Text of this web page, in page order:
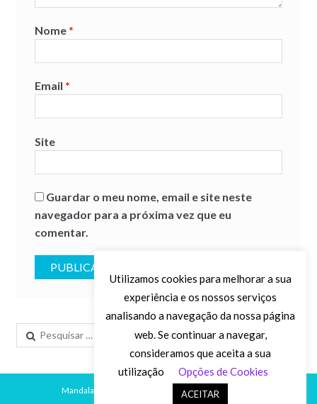
Nome *
Email *
Site
Guardar o meu nome, email e site neste
navegador para a próxima vez que eu
comentar.
Pesquisar
por:
Mandalas ©2026. Desenvolvido porAgência Digital
Utilizamos cookies para melhorar a sua
experiência e os nossos serviços
analisando a navegação da nossa página
web. Se continuar a navegar,
consideramos que aceita a sua
utilização
Opções de Cookies
ACEITAR